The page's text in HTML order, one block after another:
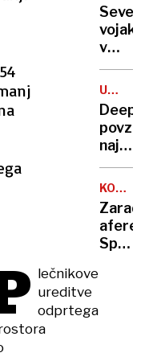
lečnikove
ureditve
odprtega
v SD
in
Levici
o
še
vojaki
v
Raje
storijo
kot
se
padec
v
ODNOSI
Zaradi
afere
Spirit